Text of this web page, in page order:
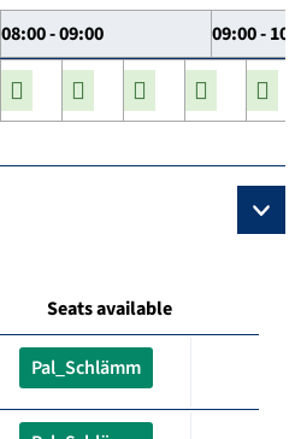
08:00 - 09:00 09:00 -
Seats available
Pal_Schlämm